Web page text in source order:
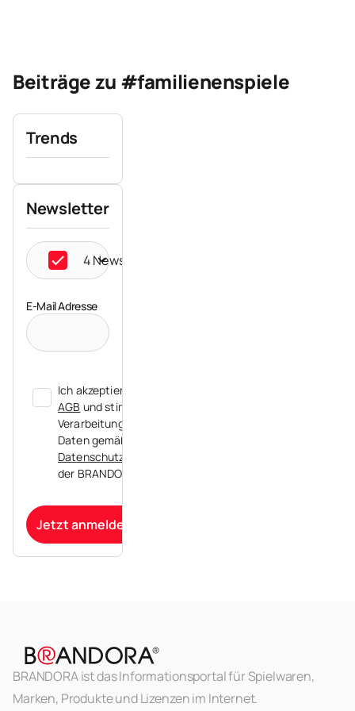
Beiträge zu #familienenspiele
Trends
Newsletter
4 Newsletter ausgewählt
E-Mail Adresse
Ich akzeptiere die
AGB und stimme der
Verarbeitung meiner
Daten gemäß der
Datenschutzerklärung
der BRANDORA zu.
Jetzt anmelden
BRANDORA ist das Informationsportal für Spielwaren,
Marken, Produkte und Lizenzen im Internet.